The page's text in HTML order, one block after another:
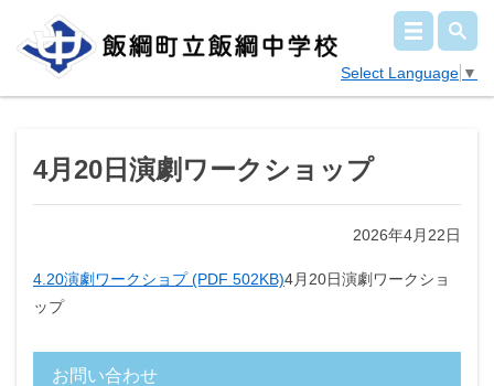
Select Language ▼
4月20日演劇ワークショップ
2026年4月22日
4.20演劇ワークショプ (PDF 502KB)4月20日演劇ワークショ
ップ
お問い合わせ